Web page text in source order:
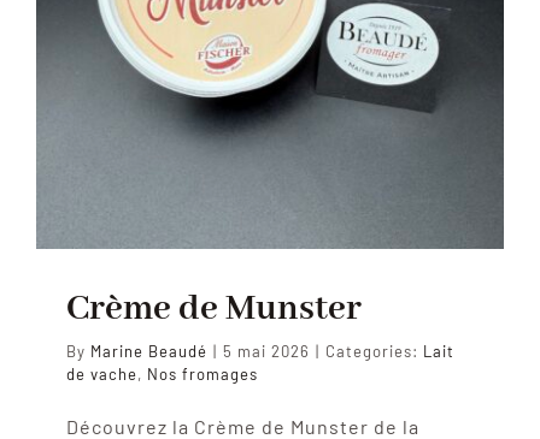
Crème de Munster
By Marine Beaudé | 5 mai 2026 | Categories: Lait
de vache, Nos fromages
Découvrez la Crème de Munster de la